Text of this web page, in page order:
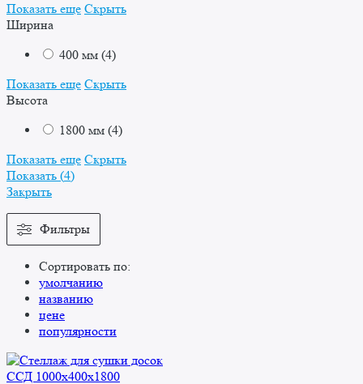
Показать еще Скрыть
Ширина
400 мм (4)
Показать еще Скрыть
Высота
1800 мм (4)
Показать еще Скрыть
Показать (4)
Закрыть
Фильтры
Сортировать по:
умолчанию
названию
цене
популярности